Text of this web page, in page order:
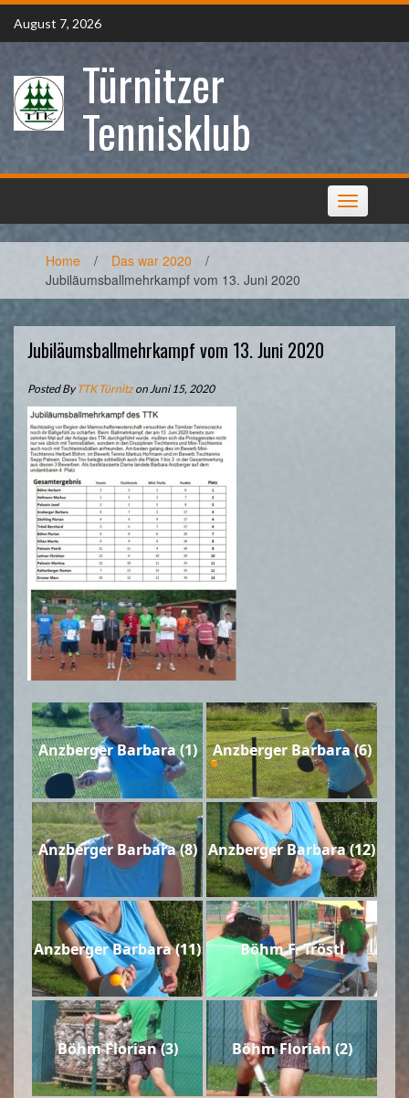
Skip
content
August 7, 2026
Türnitzer
Tennisklub
Toggle
navigation
Home / Das war 2020
/
Jubiläumsballmehrkampf vom 13. Juni 2020
Jubiläumsballmehrkampf vom 13. Juni 2020
Posted ByTTK Türnitzon Juni 15, 2020
Anzberger Barbara (1) Anzberger Barbara (6)
Anzberger Barbara (8) Anzberger Barbara (12)
Anzberger Barbara (11) Böhm F. Tröstl
Böhm Florian (3) Böhm Florian (2)